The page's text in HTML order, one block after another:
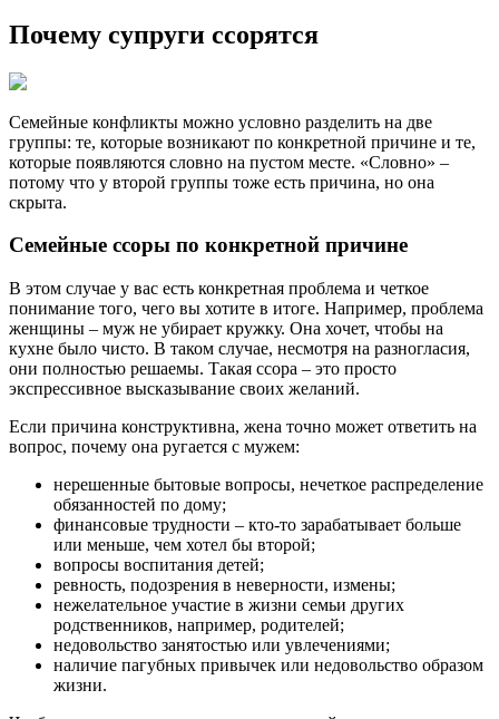
Почему супруги ссорятся
Семейные конфликты можно условно разделить на две
группы: те, которые возникают по конкретной причине и те,
которые появляются словно на пустом месте. «Словно» –
потому что у второй группы тоже есть причина, но она
скрыта.
Семейные ссоры по конкретной причине
В этом случае у вас есть конкретная проблема и четкое
понимание того, чего вы хотите в итоге. Например, проблема
женщины – муж не убирает кружку. Она хочет, чтобы на
кухне было чисто. В таком случае, несмотря на разногласия,
они полностью решаемы. Такая ссора – это просто
экспрессивное высказывание своих желаний.
Если причина конструктивна, жена точно может ответить на
вопрос, почему она ругается с мужем:
нерешенные бытовые вопросы, нечеткое распределение
обязанностей по дому;
финансовые трудности – кто-то зарабатывает больше
или меньше, чем хотел бы второй;
вопросы воспитания детей;
ревность, подозрения в неверности, измены;
нежелательное участие в жизни семьи других
родственников, например, родителей;
недовольство занятостью или увлечениями;
наличие пагубных привычек или недовольство образом
жизни.